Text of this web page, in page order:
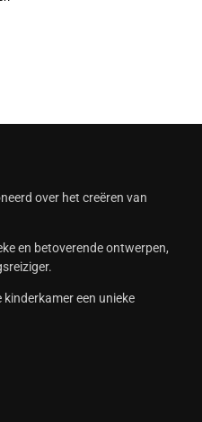
over het creëren van
en betoverende ontwerpen,
een unieke